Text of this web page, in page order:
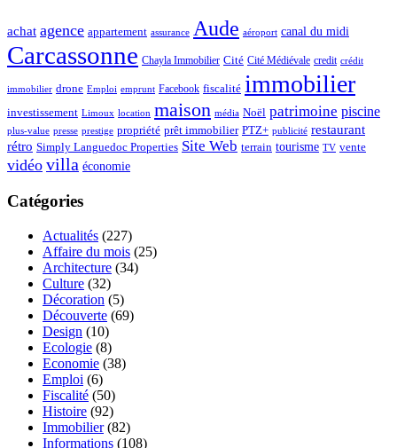
achat agence appartement assurance Aude aéroport canal du midi
Carcassonne Chayla Immobilier Cité Cité Médiévale credit crédit
immobilier drone Emploi emprunt Facebook fiscalité immobilier
investissement Limoux location maison média Noël patrimoine piscine
plus-value presse prestige propriété prêt immobilier PTZ+ publicité restaurant
rétro Simply Languedoc Properties Site Web terrain tourisme TV vente
vidéo villa économie
Catégories
Actualités (227)
Affaire du mois (25)
Architecture (34)
Culture (32)
Décoration (5)
Découverte (69)
Design (10)
Ecologie (8)
Economie (38)
Emploi (6)
Fiscalité (50)
Histoire (92)
Immobilier(82)
Informations (108)